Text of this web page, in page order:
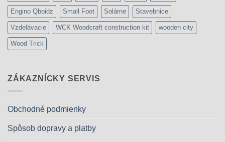
Engino Qboidz Small Foot Solárne Stavebnice
Vzdelávacie WCK Woodcraft construction kit wooden city
Wood Trick
ZÁKAZNÍCKY SERVIS
Obchodné podmienky
Spôsob dopravy a platby